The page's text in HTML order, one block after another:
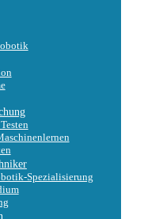
Spezialisierung